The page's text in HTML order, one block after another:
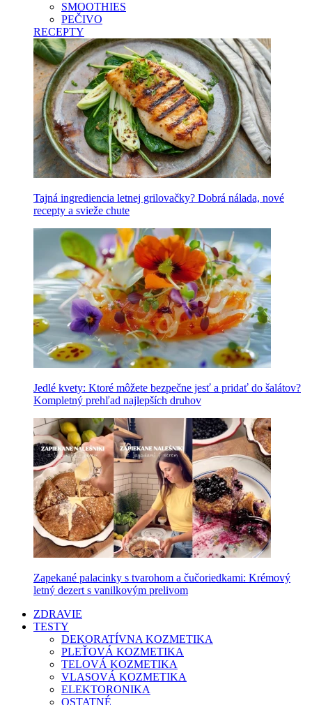
SMOOTHIES
PEČIVO
RECEPTY
Tajná ingrediencia letnej grilovačky? Dobrá nálada, nové
recepty a svieže chute
Jedlé kvety: Ktoré môžete bezpečne jesť a pridať do šalátov?
Kompletný prehľad najlepších druhov
Zapekané palacinky s tvarohom a čučoriedkami: Krémový
letný dezert s vanilkovým prelivom
ZDRAVIE
TESTY
DEKORATÍVNA KOZMETIKA
PLEŤOVÁ KOZMETIKA
TELOVÁ KOZMETIKA
VLASOVÁ KOZMETIKA
ELEKTORONIKA
OSTATNÉ